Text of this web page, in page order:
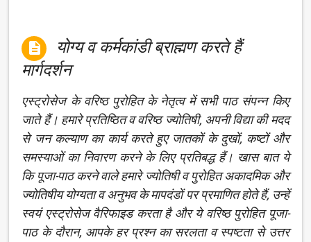

योग्य व कर्मकांडी ब्राह्मण करते हैं
मार्गदर्शन
एस्ट्रोसेज के वरिष्ठ पुरोहित के नेतृत्व में सभी पाठ संपन्न किए
जाते हैं। हमारे प्रतिष्ठित व वरिष्ठ ज्योतिषी, अपनी विद्या की मदद
से जन कल्याण का कार्य करते हुए जातकों के दुखों, कष्टों और
समस्याओं का निवारण करने के लिए प्रतिबद्ध हैं। खास बात ये
कि पूजा-पाठ करने वाले हमारे ज्योतिषी व पुरोहित अकादमिक और
ज्योतिषीय योग्यता व अनुभव के मापदंडों पर प्रमाणित होते हैं, उन्हें
स्वयं एस्ट्रोसेज वैरिफाइड करता है और ये वरिष्ठ पुरोहित पूजा-
पाठ के दौरान, आपके हर प्रश्न का सरलता व स्पष्टता से उत्तर